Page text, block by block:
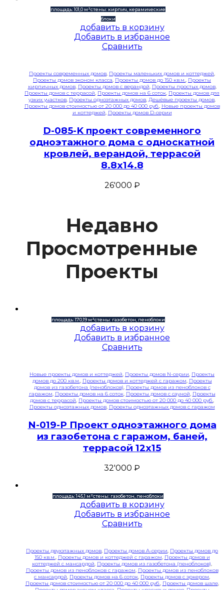
площадь: 101,0 м²стены: кирпич, керамические
блоки
добавить в корзину
Добавить в избранное
Сравнить
Проекты современных домов, Проекты маленьких домов и коттеджей,
Проекты домов эконом класса, Проекты домов до 150 кв.м., Проекты
кирпичных домов, Проекты домов с верандой, Проекты простых домов,
Проекты домов с террасой, Проекты домов на 6 соток, Проекты домов для
узких участков, Проекты одноэтажных домов, Дешёвые проекты домов,
Проекты домов стоимостью от 20 000 до 40 000 руб., Новые проекты домов
и коттеджей, Проекты домов D-серии
D-085-K проект современного
одноэтажного дома с односкатной
кровлей, верандой, террасой
8.8х14.8
26'000 ₽
Недавно
Просмотренные
Проекты
площадь: 170,19 м²стены: газобетон, пеноблоки
добавить в корзину
Добавить в избранное
Сравнить
Новые проекты домов и коттеджей, Проекты домов N-серии, Проекты
домов до 200 кв.м., Проекты домов и коттеджей с гаражом, Проекты
домов из газобетона (пеноблоков), Проекты домов из пеноблоков с
гаражом, Проекты домов на 6 соток, Проекты домов с сауной, Проекты
домов с террасой, Проекты домов стоимостью от 20 000 до 40 000 руб.,
Проекты одноэтажных домов, Проекты одноэтажных домов с гаражом
N-019-P Проект одноэтажного дома
из газобетона с гаражом, баней,
террасой 12х15
32'000 ₽
площадь: 145,1 м²стены: газобетон, пеноблоки
добавить в корзину
Добавить в избранное
Сравнить
Проекты двухэтажных домов, Проекты домов A-серии, Проекты домов до
150 кв.м., Проекты домов и коттеджей с гаражом, Проекты домов и
коттеджей с мансардой, Проекты домов из газобетона (пеноблоков),
Проекты домов из пеноблоков с гаражом, Проекты домов из пеноблоков
с мансардой, Проекты домов на 6 соток, Проекты домов с эркером,
Проекты домов стоимостью от 20 000 до 40 000 руб., Проекты домов шале,